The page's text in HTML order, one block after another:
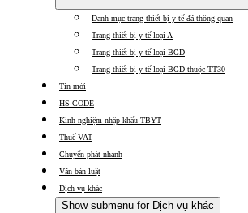
Danh mục trang thiết bị y tế đã thông quan
Trang thiết bị y tế loại A
Trang thiết bị y tế loại BCD
Trang thiết bị y tế loại BCD thuộc TT30
Tin mới
HS CODE
Kinh nghiệm nhập khẩu TBYT
Thuế VAT
Chuyển phát nhanh
Văn bản luật
Dịch vụ khác
Show submenu for Dịch vụ khác